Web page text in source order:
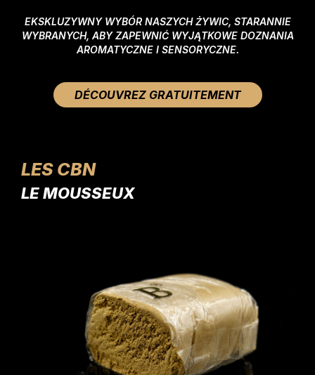
EKSKLUZYWNY WYBÓR NASZYCH ŻYWIC, STARANNIE
WYBRANYCH, ABY ZAPEWNIĆ WYJĄTKOWE DOZNANIA
AROMATYCZNE I SENSORYCZNE.
DÉCOUVREZ GRATUITEMENT
LES CBN
LE MOUSSEUX